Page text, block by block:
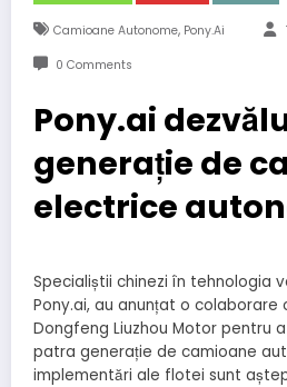
Camioane Autonome, Pony.ai
0 Comments
Pony.ai
generație de
electrice
Specialiștii chinezi în tehnologia
Pony.ai, au anunțat o colaborare
Dongfeng Liuzhou Motor pentru
patra generație de camioane
implementări ale flotei sunt